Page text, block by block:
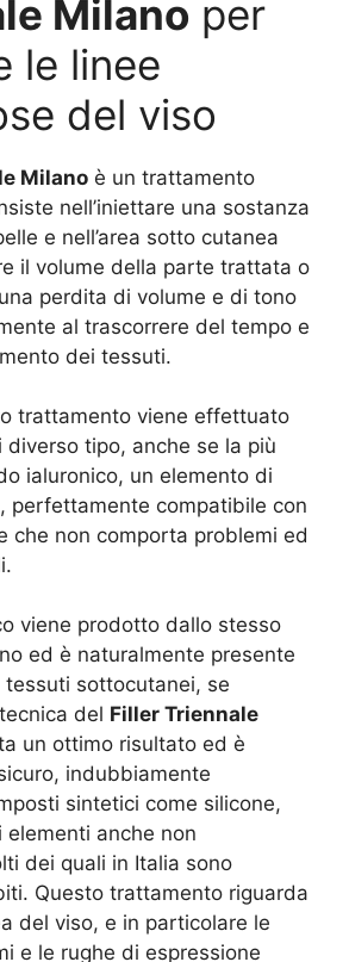
Milano per
le linee
del viso
Milano è un trattamento
nell’iniettare una sostanza
e nell’area sotto cutanea
il volume della parte trattata o
perdita di volume e di tono
al trascorrere del tempo e
dei tessuti.
trattamento viene effettuato
diverso tipo, anche se la più
ialuronico, un elemento di
perfettamente compatibile con
che non comporta problemi ed
viene prodotto dallo stesso
ed è naturalmente presente
tessuti sottocutanei, se
del Filler Triennale
un ottimo risultato ed è
indubbiamente
sintetici come silicone,
elementi anche non
dei quali in Italia sono
Questo trattamento riguarda
del viso, e in particolare le
e le rughe di espressione